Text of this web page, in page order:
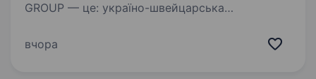
GROUP — це: україно-швейцарська
у Швейцарії понад 10 років на ринку
вчора